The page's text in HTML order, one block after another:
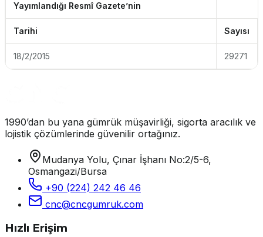
Yayımlandığı Resmî Gazete’nin
Tarihi Sayısı
18/2/2015 29271
1990’dan bu yana gümrük müşavirliği, sigorta aracılık ve
lojistik çözümlerinde güvenilir ortağınız.
Mudanya Yolu, Çınar İşhanı No:2/5-6,
Osmangazi/Bursa
+90 (224) 242 46 46
cnc@cncgumruk.com
Hızlı Erişim